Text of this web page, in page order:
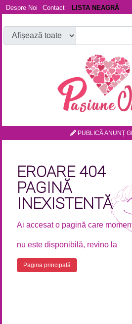
Despre Noi Contact LISTA NEAGRĂ
PUBLICĂ ANUNȚ
EROARE 404
PAGINĂ
INEXISTENTĂ
Ai accesat o pagină care
nu este disponibilă, revino la
Pagina principală